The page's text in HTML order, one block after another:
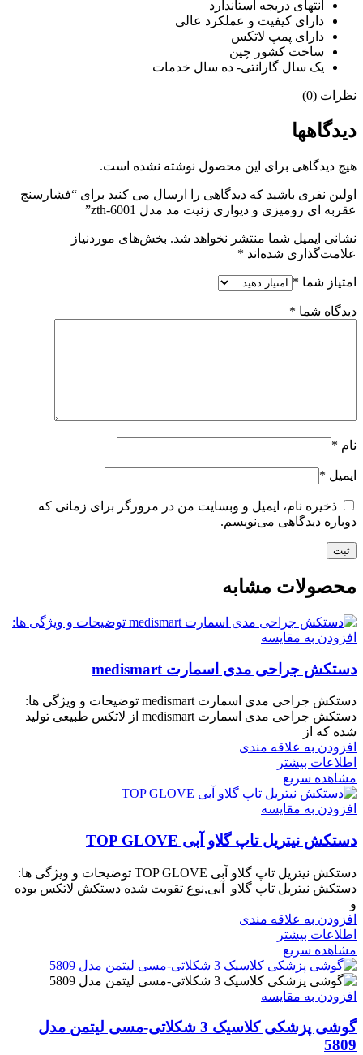
انتهای دریجه استاندارد
دارای کیفیت و عملکرد عالی
دارای پمپ لاتکس
ساخت کشور چین
یک سال گارانتی- ده سال خدمات
نظرات (0)
دیدگاهها
هیچ دیدگاهی برای این محصول نوشته نشده است.
اولین نفری باشید که دیدگاهی را ارسال می کنید برای “فشارسنج
عقربه ای رومیزی و دیواری زنیت مد مدل zth-6001”
نشانی ایمیل شما منتشر نخواهد شد. بخش‌های موردنیاز
علامت‌گذاری شده‌اند *
امتیاز شما *
دیدگاه شما *
نام *
ایمیل *
ذخیره نام، ایمیل و وبسایت من در مرورگر برای زمانی که
دوباره دیدگاهی می‌نویسم.
محصولات مشابه
افزودن به مقایسه
دستکش جراحی مدی اسمارت medismart
دستکش جراحی مدی اسمارت medismart توضیحات و ویژگی ها:
دستکش جراحی مدی اسمارت medismart از لاتکس طبیعی تولید
شده که از
افزودن به علاقه مندی
اطلاعات بیشتر
مشاهده سریع
افزودن به مقایسه
دستکش نیتریل تاپ گلاو آبی TOP GLOVE
دستکش نیتریل تاپ گلاو آبی TOP GLOVE توضیحات و ویژگی ها:
دستکش نیتریل تاپ گلاو آبی,نوع تقویت شده دستکش لاتکس بوده
و
افزودن به علاقه مندی
اطلاعات بیشتر
مشاهده سریع
افزودن به مقایسه
گوشی پزشکی کلاسیک 3 شکلاتی-مسی لیتمن مدل
5809